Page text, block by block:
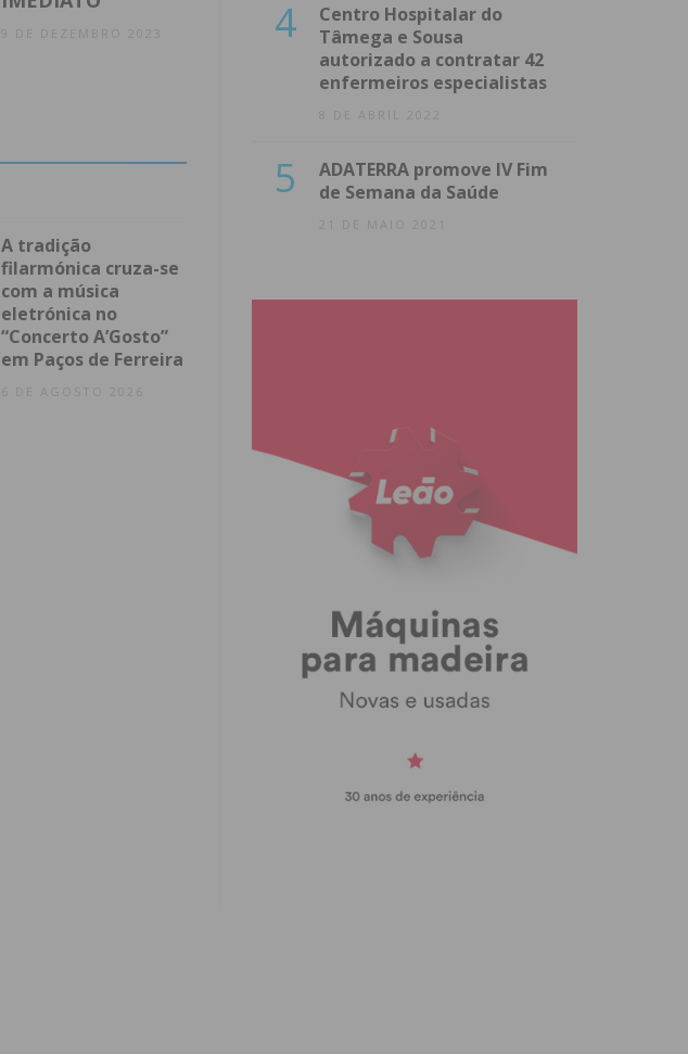
A tradição
filarmónica cruza-se
com a música
eletrónica no
“Concerto A’Gosto”
em Paços de Ferreira
6 DE AGOSTO 2026
4
Centro Hospitalar do
Tâmega e Sousa
autorizado a contratar 42
enfermeiros especialistas
8 DE ABRIL 2022
5
ADATERRA promove IV Fim
de Semana da Saúde
21 DE MAIO 2021